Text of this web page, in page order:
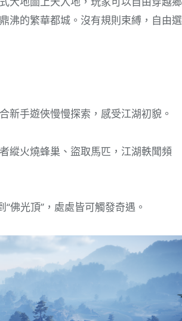
沸的繁華都城。沒有規則束縛，自由選
新手遊俠慢慢探索，感受江湖初貌。
縱火燒蜂巢、盜取馬匹，江湖軼聞頻
佛光頂”，處處皆可觸發奇遇。